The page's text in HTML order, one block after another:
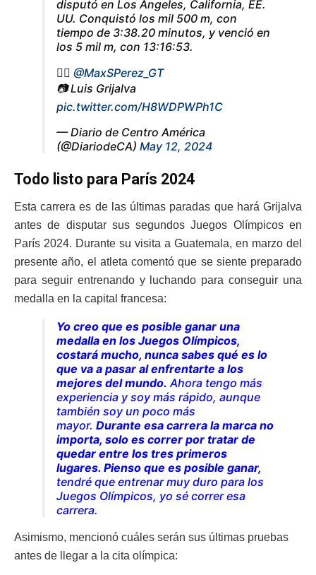
disputó en Los Ángeles, California, EE.
UU. Conquistó los mil 500 m, con
tiempo de 3:38.20 minutos, y venció en
los 5 mil m, con 13:16:53.
✍🏻 @MaxSPerez_GT
📷 Luis Grijalva
pic.twitter.com/H8WDPWPh1C
— Diario de Centro América
(@DiariodeCA) May 12, 2024
Todo listo para París 2024
Esta carrera es de las últimas paradas que hará Grijalva
antes de disputar sus segundos Juegos Olímpicos en
París 2024. Durante su visita a Guatemala, en marzo del
presente año, el atleta comentó que se siente preparado
para seguir entrenando y luchando para conseguir una
medalla en la capital francesa:
Yo creo que es posible ganar una
medalla en los Juegos Olímpicos,
costará mucho, nunca sabes qué es lo
que va a pasar al enfrentarte a los
mejores del mundo. Ahora tengo más
experiencia y soy más rápido, aunque
también soy un poco más
mayor. Durante esa carrera la marca no
importa, solo es correr por tratar de
quedar entre los tres primeros
lugares. Pienso que es posible ganar,
tendré que entrenar muy duro para los
Juegos Olímpicos, yo sé correr esa
carrera.
Asimismo, mencionó cuáles serán sus últimas pruebas
antes de llegar a la cita olímpica: